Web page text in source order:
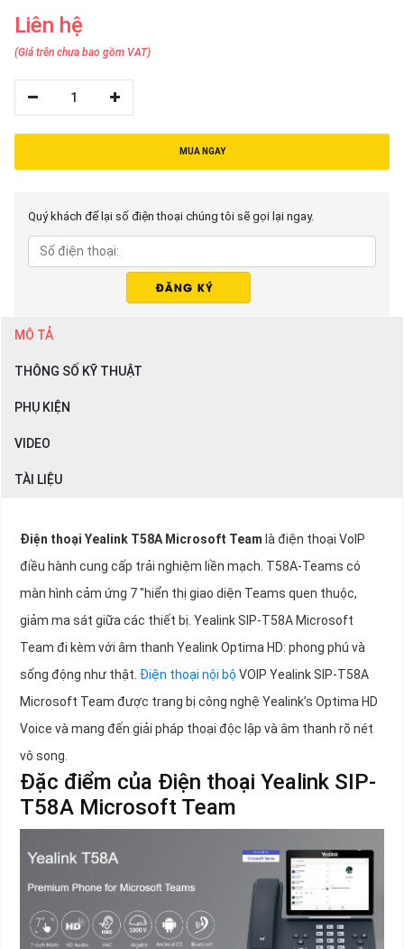
Liên hệ
(Giá trên chưa bao gồm VAT)
1
MUA NGAY
Quý khách để lại số điện thoại chúng tôi sẽ gọi lại ngay.
MÔ TẢ
THÔNG SỐ KỸ THUẬT
PHỤ KIỆN
VIDEO
TÀI LIỆU
Điện thoại Yealink T58A Microsoft Team là điện thoại VoIP
điều hành cung cấp trải nghiệm liền mạch. T58A-Teams có
màn hình cảm ứng 7 "hiển thị giao diện Teams quen thuộc,
giảm ma sát giữa các thiết bị. Yealink SIP-T58A Microsoft
Team đi kèm với âm thanh Yealink Optima HD: phong phú và
sống động như thật. Điện thoại nội bộ VOIP Yealink SIP-T58A
Microsoft Team được trang bị công nghệ Yealink’s Optima HD
Voice và mang đến giải pháp thoại độc lập và âm thanh rõ nét
vô song.
Đặc điểm của Điện thoại Yealink SIP-
T58A Microsoft Team
Tiếng
việt